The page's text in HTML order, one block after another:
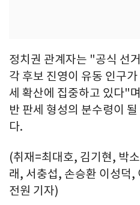
정치권 관계자는 "공식 선
각 후보 진영이 유동 인구
세 확산에 집중하고 있다"
반 판세 형성의 분수령이
다.
(취재=최대호, 김기현, 박
래, 서충섭, 손승환 이성덕
전원 기자)